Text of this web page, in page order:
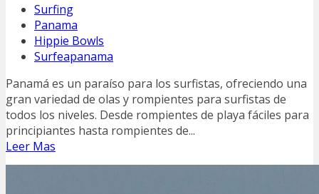
Surfing
Panama
Hippie Bowls
Surfeapanama
Panamá es un paraíso para los surfistas, ofreciendo una
gran variedad de olas y rompientes para surfistas de
todos los niveles. Desde rompientes de playa fáciles para
principiantes hasta rompientes de...
Leer Mas